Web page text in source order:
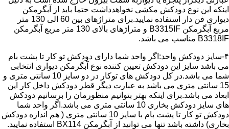
اینکه این نوع دودکش مکشی نخواهدداشت حتما باید از آبگرمکن
دیواری فن دار استفاده نمایید.برای متراژهای بین 60 الی 130 متر
مربع آبگرمکن B3315IF و متراژهای بالای 130 متر مربع آبگرمکن
B3318IF مناسب می باشد.
۴-سایز دودکش واحد:اگر واحد شما دارای دودکش تو کار تا پشت بام
می باشد سایز این دودکش تعیین کننده نوع آبگرمکن دیواری انتخابی
شما می باشد.در کل دودکش های توکار در دو سایز 10 سانتی متری و
15 سانتی متری می باشد به عبارت دیگر قطر دودکش داخل کار این
ابعاد می باشد.برای اینکه بهتر بتوانیم منظورمان را برسانیم دودکش
های سایز دودکش بخاری 10 سانتی متری می باشد.اگر واحد شما
دودکش تو کار تا پشت بام با سایز 10 سانتی متری ( هم اندازه دودکش
بخاری) داشته باشد تنها می توانید از آبگرمکن BX114 استفاده نمایید.